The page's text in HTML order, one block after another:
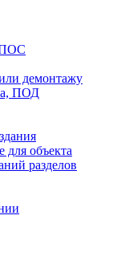
ПОС
демонтажу
ПОД
для объекта
разделов